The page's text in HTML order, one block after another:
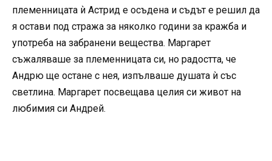
племенницата ѝ Астрид е осъдена и съдът е решил да
я остави под стража за няколко години за кражба и
употреба на забранени вещества. Маргарет
съжаляваше за племенницата си, но радостта, че
Андрю ще остане с нея, изпълваше душата ѝ със
светлина. Маргарет посвещава целия си живот на
любимия си Андрей.